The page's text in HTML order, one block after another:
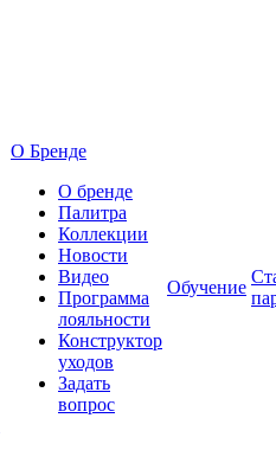
О Бренде
О бренде
Палитра
Коллекции
Новости
Видео
Программа
лояльности
Конструктор
уходов
Задать
вопрос
Обучение